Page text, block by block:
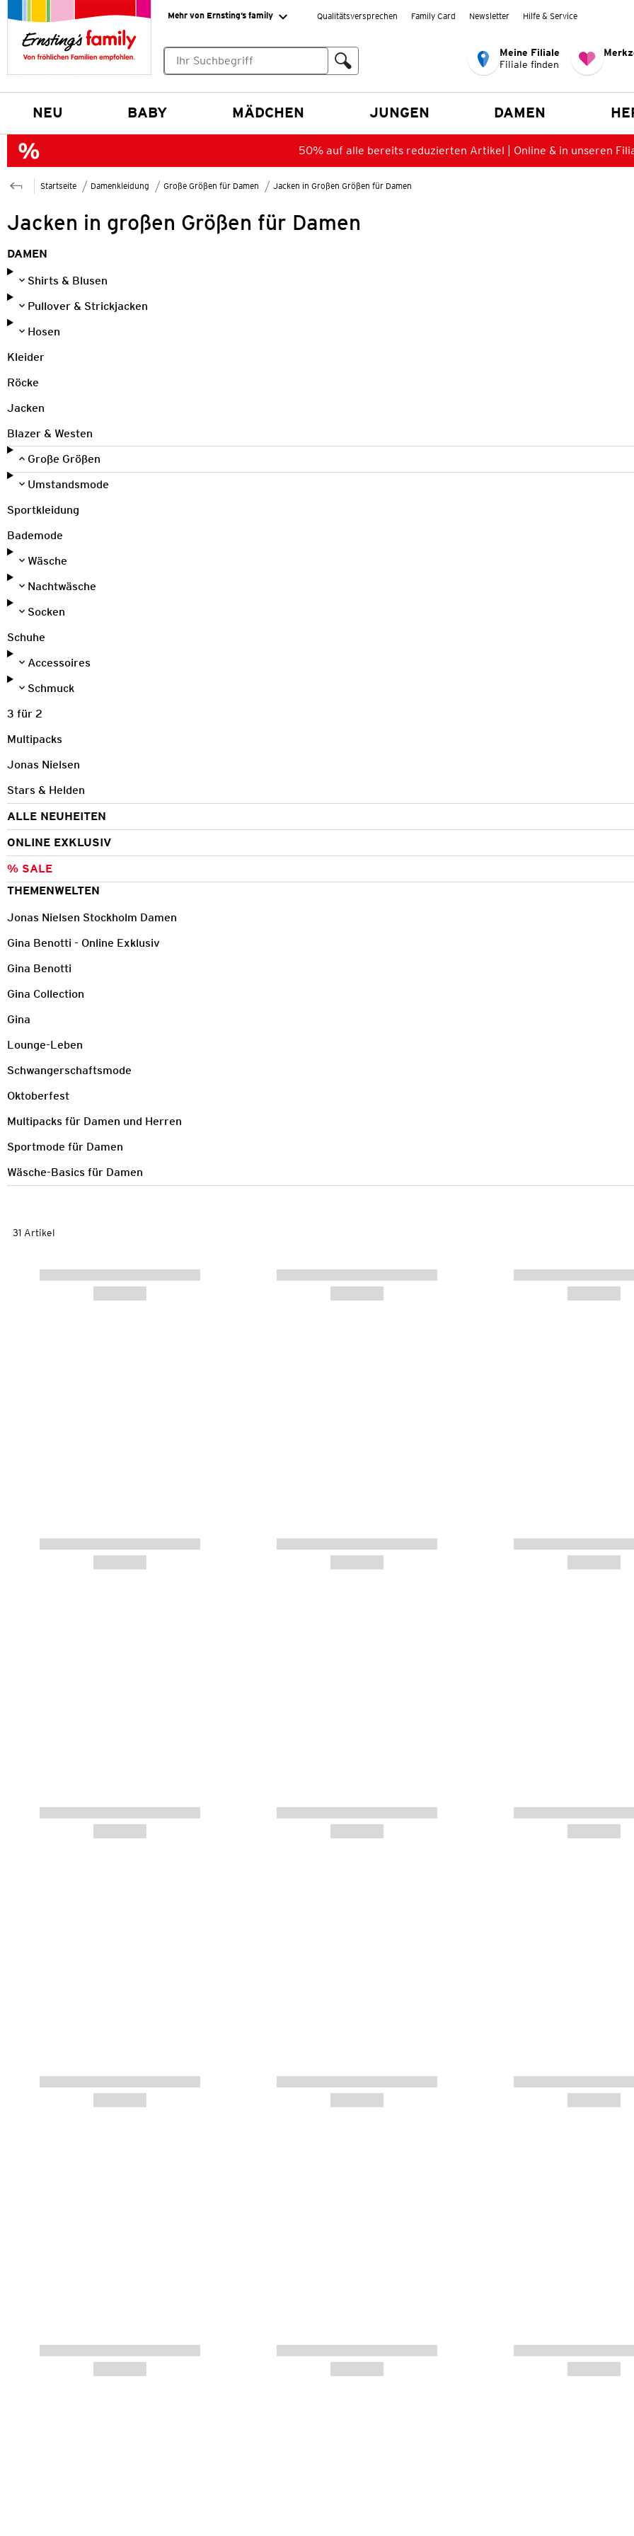
Mehr von Ernsting’s family Qualitätsversprechen Family Card Newsletter Hilfe & Service
Meine Filiale
Filiale finden
NEU BABY MÄDCHEN JUNGEN DAMEN
50% auf alle bereits reduzierten Artikel | Online & in unseren
Startseite Damenkleidung Große Größen für Damen Jacken in Großen Größen für Damen
Jacken in großen Größen für Damen
DAMEN
Shirts & Blusen
Pullover & Strickjacken
Hosen
Kleider
Röcke
Jacken
Blazer & Westen
Große Größen
Umstandsmode
Sportkleidung
Bademode
Wäsche
Nachtwäsche
Socken
Schuhe
Accessoires
Schmuck
3 für 2
Multipacks
Jonas Nielsen
Stars & Helden
ALLE NEUHEITEN
ONLINE EXKLUSIV
% SALE
THEMENWELTEN
Jonas Nielsen Stockholm Damen
Gina Benotti - Online Exklusiv
Gina Benotti
Gina Collection
Gina
Lounge-Leben
Schwangerschaftsmode
Oktoberfest
Multipacks für Damen und Herren
Sportmode für Damen
Wäsche-Basics für Damen
31 Artikel